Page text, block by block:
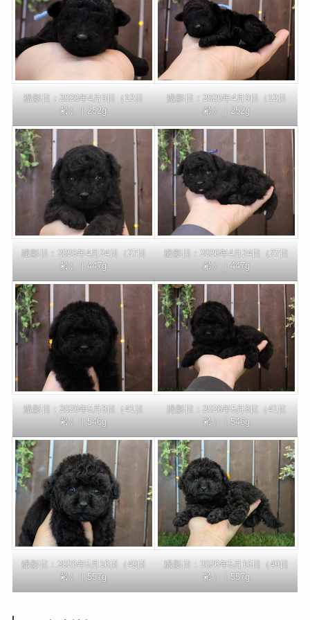
撮影日：2026年4月9日（12日
齢）｜252g
撮影日：2026年4月9日（12日
齢）｜252g
撮影日：2026年4月24日（27日
齢）｜447g
撮影日：2026年4月24日（27日
齢）｜447g
撮影日：2026年5月8日（41日
齢）｜546g
撮影日：2026年5月8日（41日
齢）｜546g
撮影日：2026年5月16日（49日
齢）｜557g
撮影日：2026年5月16日（49日
齢）｜557g